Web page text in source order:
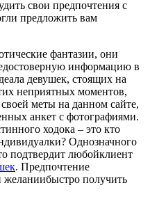
свои предпочтения с
предложить вам
фантазии, они
информацию в
девушек, стоящих на
неприятных моментов,
меты на данном сайте,
анкет с фотографиями.
ходока – это кто
Однозначного
подтвердит любойклиент
. Предпочтение
желаниибыстро получить